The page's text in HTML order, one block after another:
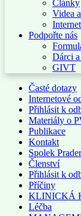
Články
Videa
Podpořte nás
Dárci
GIVT
Časté dotazy
Internetové
Přihlásit k
Materiály o
Publikace
Kontakt
Spolek
Členství
Přihlásit k
Příčiny
KLINICKÁ
Léčba